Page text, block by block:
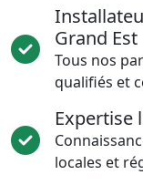
Grand Est
Tous nos
qualifiés et
Expertise
locales et